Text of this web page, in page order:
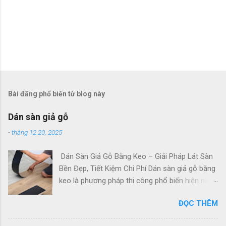
Bài đăng phổ biến từ blog này
Dán sàn giả gỗ
-tháng 12 20, 2025
Dán Sàn Giả Gỗ Bằng Keo – Giải Pháp Lát Sàn
Bền Đẹp, Tiết Kiệm Chi Phí Dán sàn giả gỗ bằng
keo là phương pháp thi công phổ biến hiện nay,
nhiều công trình thương mại. Với các độ dày
2mm, 3mm, 5mm, 7mm, sàn nhựa dán keo
ĐỌC THÊM